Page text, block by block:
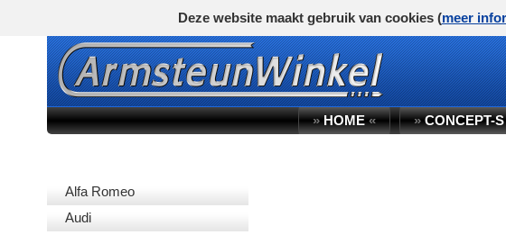
»HOME« »CONCEPT-
Alfa Romeo
Audi
Deze website maakt gebruik van cookies (meer